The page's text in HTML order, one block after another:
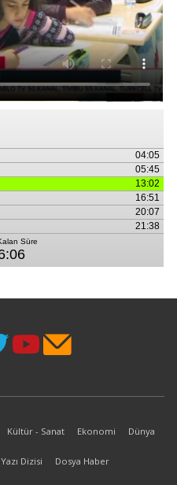
Kültür - Sanat Ekonomi Dünya
Yazı Dizisi Dosya Haber